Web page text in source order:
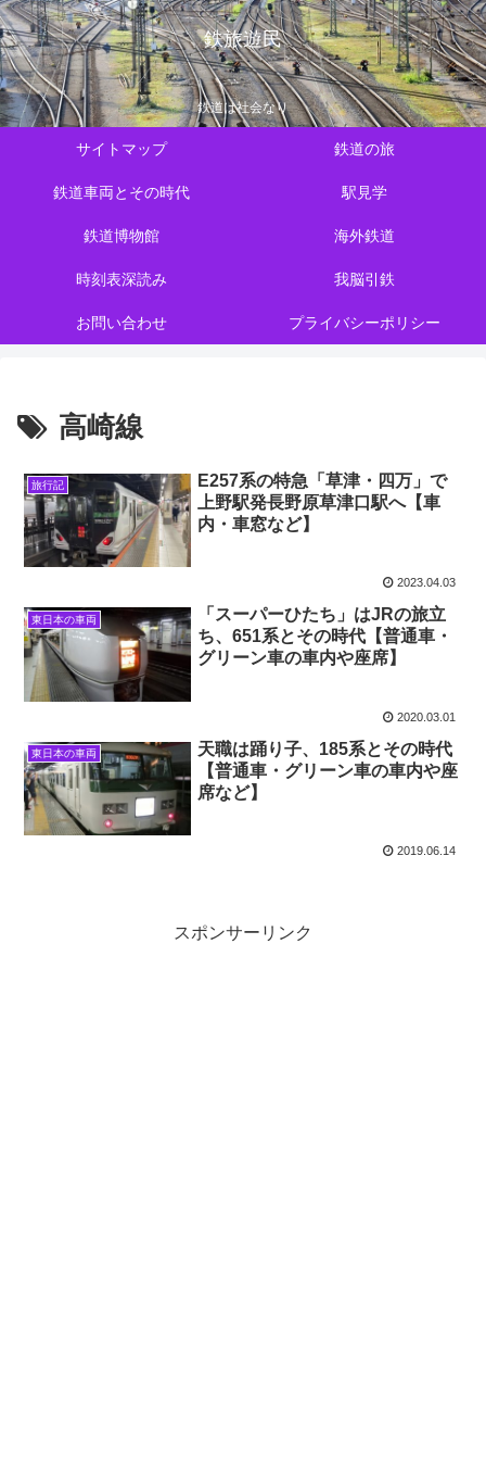
鉄旅遊民
鉄道は社会なり
サイトマップ 鉄道の旅
鉄道車両とその時代 駅見学
鉄道博物館 海外鉄道
時刻表深読み 我脳引鉄
お問い合わせ プライバシーポリシー
高崎線
旅行記
E257系の特急「草津・四万」で
上野駅発長野原草津口駅へ【車
内・車窓など】
2023.04.03
東日本の車両
「スーパーひたち」はJRの旅立
ち、651系とその時代【普通車・
グリーン車の車内や座席】
2020.03.01
東日本の車両
天職は踊り子、185系とその時代
【普通車・グリーン車の車内や座
席など】
2019.06.14
スポンサーリンク